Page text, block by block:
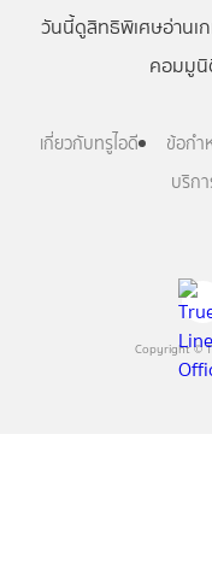
Copyright ©
วันนี้ดูสิทธิพิเศษอ่านเ
คอมมู
เกี่ยวกับทรูไอดี ข้อกำ
บริก